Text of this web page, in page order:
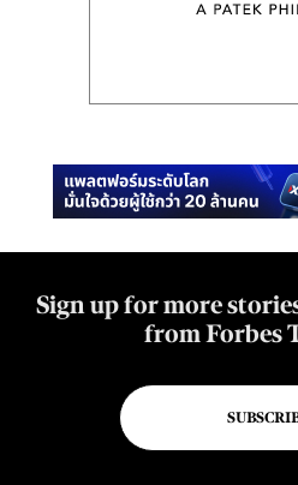
Sign up for more
from Forbes